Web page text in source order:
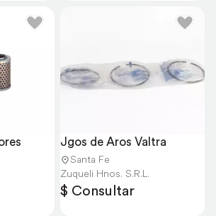
Jgos de Aros Valtra
Santa Fe
Zuqueli Hnos. S.R.L.
$ Consultar